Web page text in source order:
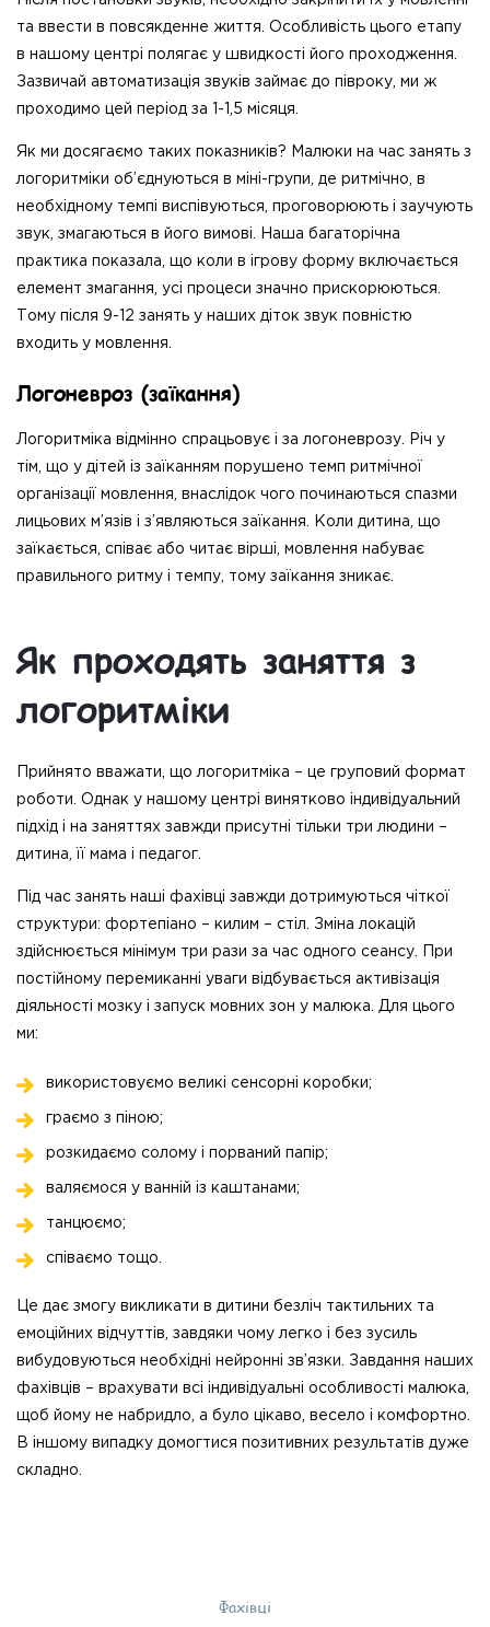
та ввести в повсякденне життя. Особливість цього етапу
в нашому центрі полягає у швидкості його проходження.
Зазвичай автоматизація звуків займає до півроку, ми ж
проходимо цей період за 1-1,5 місяця.
Як ми досягаємо таких показників? Малюки на час занять з
логоритміки об’єднуються в міні-групи, де ритмічно, в
необхідному темпі виспівуються, проговорюють і заучують
звук, змагаються в його вимові. Наша багаторічна
практика показала, що коли в ігрову форму включається
елемент змагання, усі процеси значно прискорюються.
Тому після 9-12 занять у наших діток звук повністю
входить у мовлення.
Логоневроз (заїкання)
Логоритміка відмінно спрацьовує і за логоневрозу. Річ у
тім, що у дітей із заїканням порушено темп ритмічної
організації мовлення, внаслідок чого починаються спазми
лицьових м’язів і з’являються заїкання. Коли дитина, що
заїкається, співає або читає вірші, мовлення набуває
правильного ритму і темпу, тому заїкання зникає.
Як проходять заняття з
логоритміки
Прийнято вважати, що логоритміка – це груповий формат
роботи. Однак у нашому центрі винятково індивідуальний
підхід і на заняттях завжди присутні тільки три людини –
дитина, її мама і педагог.
Під час занять наші фахівці завжди дотримуються чіткої
структури: фортепіано – килим – стіл. Зміна локацій
здійснюється мінімум три рази за час одного сеансу. При
постійному перемиканні уваги відбувається активізація
діяльності мозку і запуск мовних зон у малюка. Для цього
ми:
використовуємо великі сенсорні коробки;
граємо з піною;
розкидаємо солому і порваний папір;
валяємося у ванній із каштанами;
танцюємо;
співаємо тощо.
Це дає змогу викликати в дитини безліч тактильних та
емоційних відчуттів, завдяки чому легко і без зусиль
вибудовуються необхідні нейронні зв’язки. Завдання наших
фахівців – врахувати всі індивідуальні особливості малюка,
щоб йому не набридло, а було цікаво, весело і комфортно.
В іншому випадку домогтися позитивних результатів дуже
складно.
Фахівці